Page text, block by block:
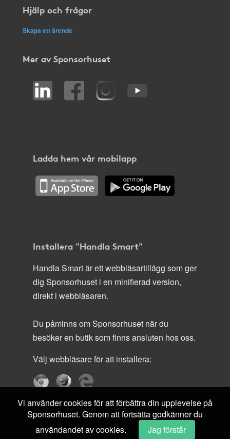
Hjälp och frågor
Skapa ett ärende
Mer av Sponsorhuset
Ladda hem vår mobilapp
Installera "Handla Smart"
Handla Smart är ett webbläsartillägg som ger
dig Sponsorhuset i en minifierad version,
direkt i webbläsaren.
Du påminns om Sponsorhuset när du
besöker en butik som finns ansluten hos oss.
Välj webbläsare för att installera:
Vi använder cookies för att förbättra din upplevelse på
Sponsorhuset. Genom att fortsätta godkänner du
användandet av cookies.
Jag förstår